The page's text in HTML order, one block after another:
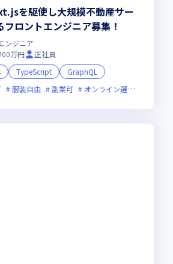
を駆使し大規模不動産サー
フロントエンジニア募集！
ンジニア
万円
正社員
TypeScript
GraphQL
服装自由 副業可 オンライン選考可